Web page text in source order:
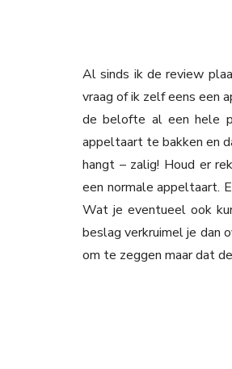
Al sinds ik de review
vraag of ik zelf eens een
de belofte al een hele
appeltaart te bakken en
hangt – zalig! Houd er
een normale appeltaart.
Wat je eventueel ook
beslag verkruimel je dan
om te zeggen maar dat